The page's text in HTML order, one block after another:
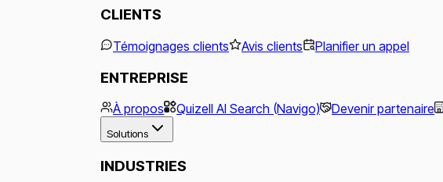
CLIENTS
Témoignages clients Avis clients Planifier un appel
ENTREPRISE
À propos Quizell AI Search (Navigo) Devenir partenaire
Solutions
INDUSTRIES